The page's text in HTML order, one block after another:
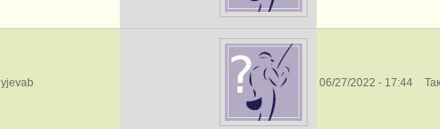
yjevab 06/27/2022 - 17:44 Так